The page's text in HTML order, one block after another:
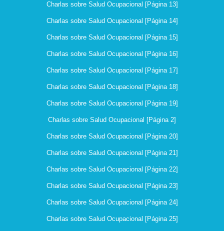
Charlas sobre Salud Ocupacional [Página 13]
Charlas sobre Salud Ocupacional [Página 14]
Charlas sobre Salud Ocupacional [Página 15]
Charlas sobre Salud Ocupacional [Página 16]
Charlas sobre Salud Ocupacional [Página 17]
Charlas sobre Salud Ocupacional [Página 18]
Charlas sobre Salud Ocupacional [Página 19]
Charlas sobre Salud Ocupacional [Página 2]
Charlas sobre Salud Ocupacional [Página 20]
Charlas sobre Salud Ocupacional [Página 21]
Charlas sobre Salud Ocupacional [Página 22]
Charlas sobre Salud Ocupacional [Página 23]
Charlas sobre Salud Ocupacional [Página 24]
Charlas sobre Salud Ocupacional [Página 25]